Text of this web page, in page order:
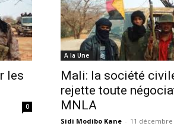
les
0
A la Une
Mali: la société
rejette toute
MNLA
Sidi Modibo Kane - 11 décembre